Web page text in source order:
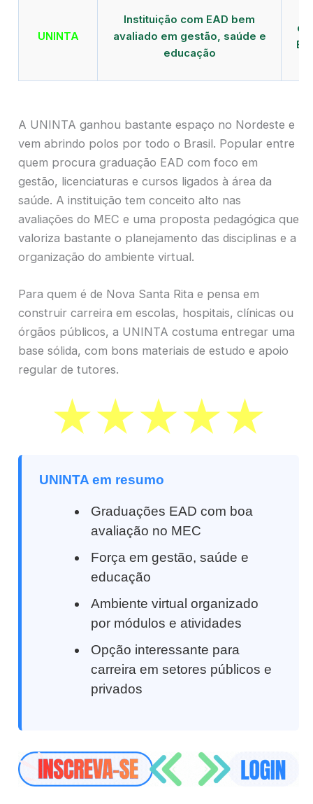
UNINTA
Instituição com EAD bem
avaliado em gestão, saúde e
educação
A UNINTA ganhou bastante espaço no Nordeste e
vem abrindo polos por todo o Brasil. Popular entre
quem procura graduação EAD com foco em
gestão, licenciaturas e cursos ligados à área da
saúde. A instituição tem conceito alto nas
avaliações do MEC e uma proposta pedagógica que
valoriza bastante o planejamento das disciplinas e a
organização do ambiente virtual.
Para quem é de Nova Santa Rita e pensa em
construir carreira em escolas, hospitais, clínicas ou
órgãos públicos, a UNINTA costuma entregar uma
base sólida, com bons materiais de estudo e apoio
regular de tutores.
UNINTA em resumo
Graduações EAD com boa
avaliação no MEC
Força em gestão, saúde e
educação
Ambiente virtual organizado
por módulos e atividades
Opção interessante para
carreira em setores públicos e
privados